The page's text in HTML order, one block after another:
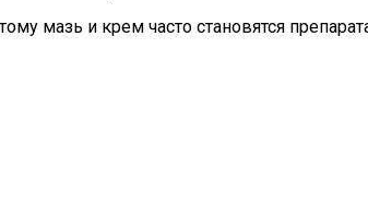
мазь и крем часто становятся